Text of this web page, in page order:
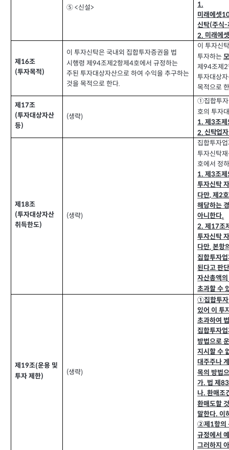
⑤<신설>
1.
미래에셋
신탁(주식-
2. 미래에
제16조
(투자목적)
이 투자신탁은 국내외 집합투자증권을 법
시행령 제94조제2항제4호에서 규정하는
주된 투자대상자산으로 하여 수익을 추구하는
것을 목적으로 한다.
이 투자신
투자하는
제94조제2
투자대상
목적으로
제17조
(투자대상자산
등)
(생략)
①집합투자
호의 투자
1.제3조제
2.신탁업
제18조
(투자대상자산
취득한도)
(생략)
집합투자
투자신탁
호에서 정
1.제3조제
투자신탁
다만,제2
해당하는
아니한다.
2.제 17조
투자신탁
다만,본항
집합투자
된다고 판
자산총액의
초과할 수
제 19조(운용 및
투자 제한) (생략)
①집합투자
있어 이 투
초과하여
집합투자
방법으로
지시할 수
대주주나
목의 방법
가. 법 제83
나.환매조
환매도할
말한다. 이
②제 1항의
규정에서
그러하지